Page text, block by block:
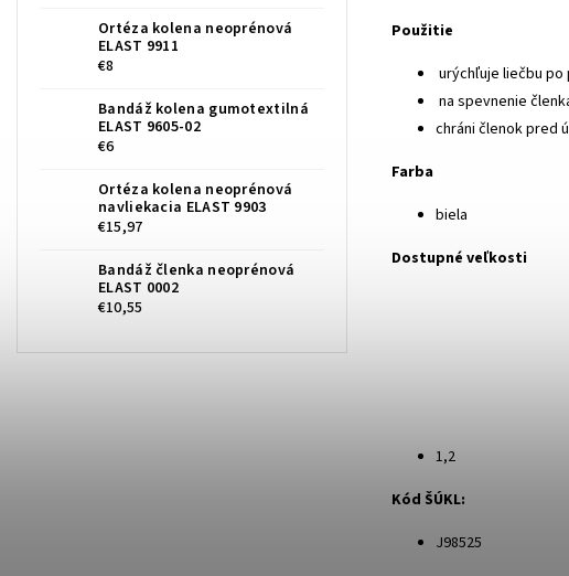
Ortéza kolena neoprénová
ELAST 9911
€8
Bandáž kolena gumotextilná
ELAST 9605-02
€6
Ortéza kolena neoprénová
navliekacia ELAST 9903
€15,97
Bandáž členka neoprénová
ELAST 0002
€10,55
Použitie
urýchľuje liečbu po
na spevnenie
chráni členok pred
Farba
biela
Dostupné veľkosti
Kód ŠÚKL:
J98525